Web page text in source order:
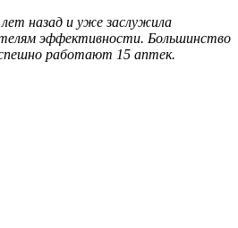
назад и уже заслужила
эффективности. Большинство
работают 15 аптек.